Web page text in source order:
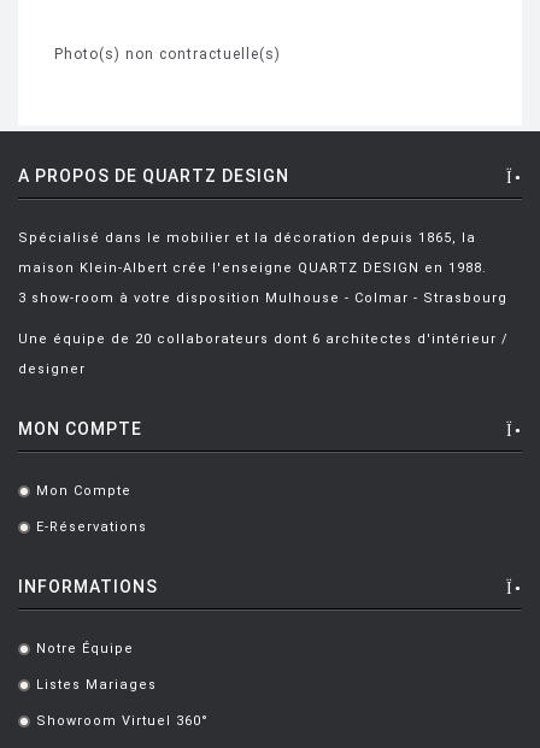
Photo(s) non contractuelle(s)
A PROPOS DE QUARTZ DESIGN
Spécialisé dans le mobilier et la décoration depuis 1865, la
maison Klein-Albert crée l'enseigne QUARTZ DESIGN en 1988.
3 show-room à votre disposition Mulhouse - Colmar - Strasbourg
Une équipe de 20 collaborateurs dont 6 architectes d'intérieur /
designer
MON COMPTE
. Mon Compte
. E-Réservations
INFORMATIONS
. Notre Équipe
. Listes Mariages
. Showroom Virtuel 360°